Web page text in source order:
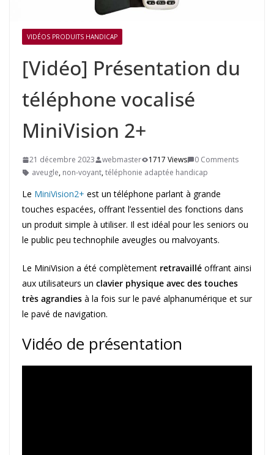
VIDÉOS PRODUITS HANDICAP
[Vidéo] Présentation du
téléphone vocalisé
MiniVision 2+
21 décembre 2023 webmaster 1717 Views
0 Comments
aveugle, non-voyant,téléphonie adaptée handicap
Le MiniVision2+ est un téléphone parlant à grande
touches espacées, offrant l’essentiel des fonctions dans
un produit simple à utiliser. Il est idéal pour les seniors ou
le public peu technophile aveugles ou malvoyants.
Le MiniVision a été complètement retravaillé offrant ainsi
aux utilisateurs un clavier physique avec des touches
très agrandies à la fois sur le pavé alphanumérique et sur
le pavé de navigation.
Vidéo de présentation